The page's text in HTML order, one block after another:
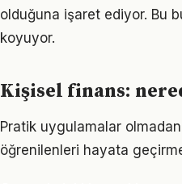
olduğuna işaret ediyor. Bu
koyuyor.
Kişisel finans:
Pratik uygulamalar
öğrenilenleri hayata